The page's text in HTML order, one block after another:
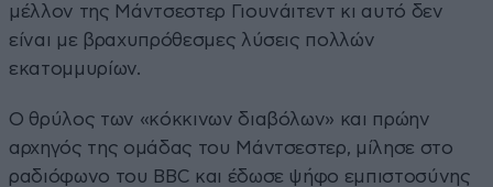
μέλλον της Μάντσεστερ Γιουνάιτεντ κι αυτό δεν
είναι με βραχυπρόθεσμες λύσεις πολλών
εκατομμυρίων.
Ο θρύλος των «κόκκινων διαβόλων» και πρώην
αρχηγός της ομάδας του Μάντσεστερ, μίλησε στο
ραδιόφωνο του BBC και έδωσε ψήφο εμπιστοσύνης